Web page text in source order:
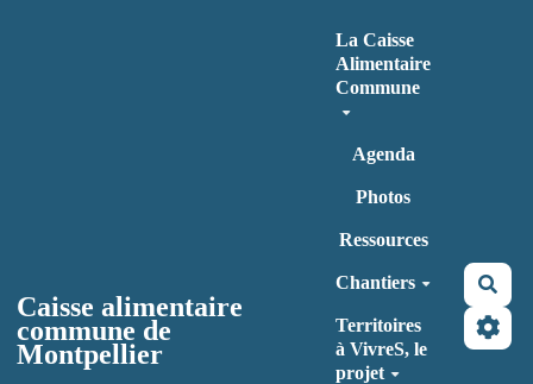
Caisse alimentaire
commune de
Montpellier
La Caisse
Alimentaire
Commune
Agenda
Photos
Ressources
Chantiers
Territoires
à VivreS, le
projet